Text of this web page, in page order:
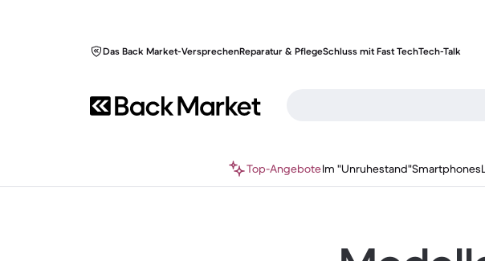
Das Back Market-VersprechenReparatur & PflegeSchluss mit Fast TechTech-Talk
Top-AngeboteIm "Unruhestand"Smartphones